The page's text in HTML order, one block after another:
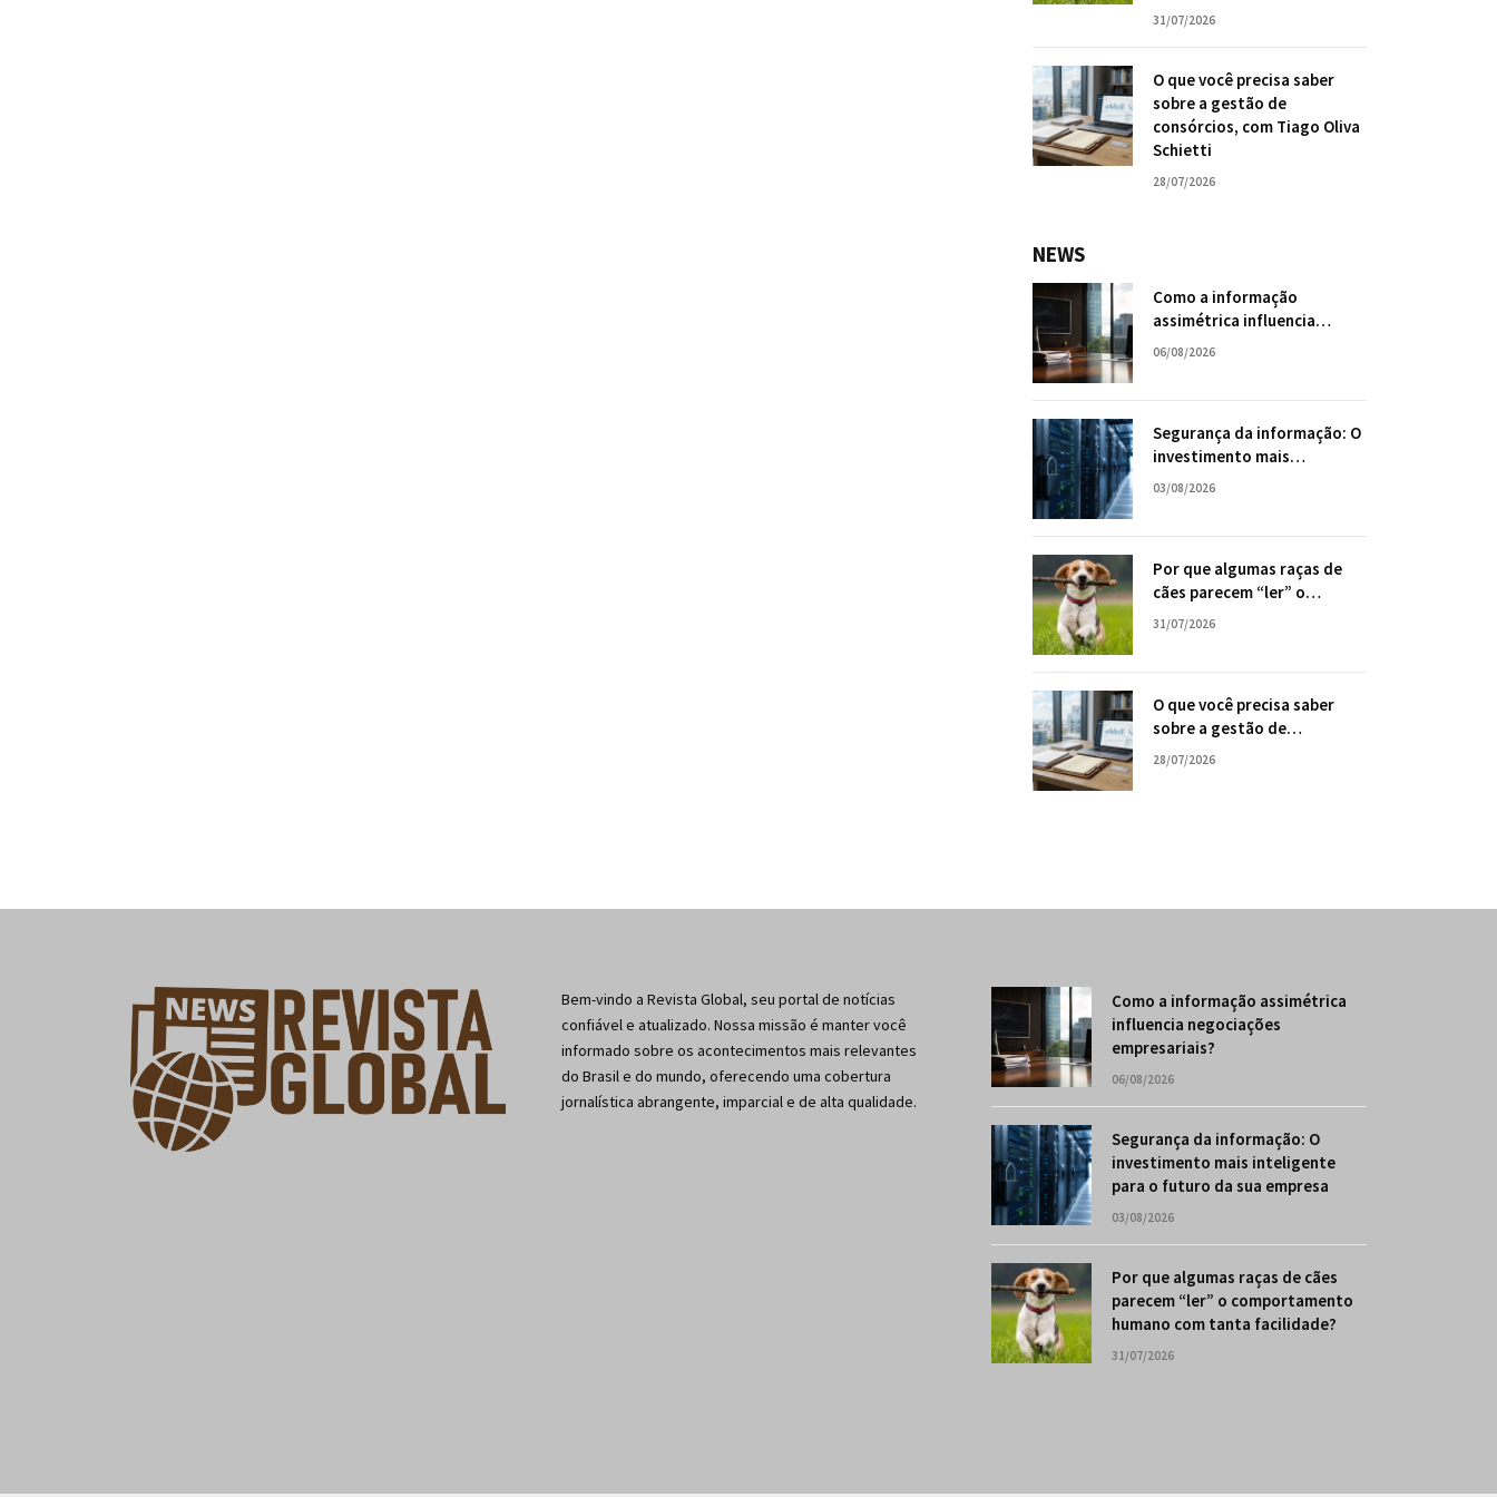
31/07/2026
O que você precisa saber
sobre a gestão de
consórcios, com Tiago Oliva
Schietti
28/07/2026
NEWS
Como a informação
assimétrica influencia
negociações empresariais?
06/08/2026
Segurança da informação: O
investimento mais
inteligente para o futuro da
sua empresa
03/08/2026
Por que algumas raças de
cães parecem “ler” o
comportamento humano
com tanta facilidade?
31/07/2026
O que você precisa saber
sobre a gestão de
consórcios, com Tiago Oliva
Schietti
28/07/2026
Bem-vindo a Revista Global, seu portal de notícias
confiável e atualizado. Nossa missão é manter você
informado sobre os acontecimentos mais relevantes
do Brasil e do mundo, oferecendo uma cobertura
jornalística abrangente, imparcial e de alta qualidade.
Como a informação assimétrica
influencia negociações
empresariais?
06/08/2026
Segurança da informação: O
investimento mais inteligente
para o futuro da sua empresa
03/08/2026
Por que algumas raças de cães
parecem “ler” o comportamento
humano com tanta facilidade?
31/07/2026